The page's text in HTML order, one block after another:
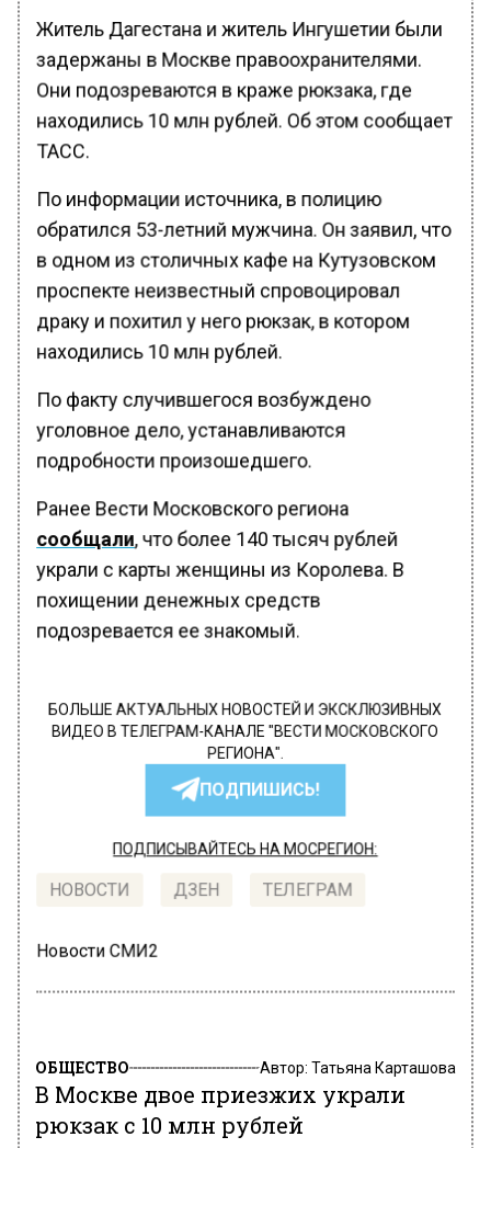
Житель Дагестана и житель Ингушетии были
задержаны в Москве правоохранителями.
Они подозреваются в краже рюкзака, где
находились 10 млн рублей. Об этом сообщает
ТАСС.
По информации источника, в полицию
обратился 53-летний мужчина. Он заявил, что
в одном из столичных кафе на Кутузовском
проспекте неизвестный спровоцировал
драку и похитил у него рюкзак, в котором
находились 10 млн рублей.
По факту случившегося возбуждено
уголовное дело, устанавливаются
подробности произошедшего.
Ранее Вести Московского региона
сообщали, что более 140 тысяч рублей
украли с карты женщины из Королева. В
похищении денежных средств
подозревается ее знакомый.
БОЛЬШЕ АКТУАЛЬНЫХ НОВОСТЕЙ И ЭКСКЛЮЗИВНЫХ
ВИДЕО В ТЕЛЕГРАМ-КАНАЛЕ "ВЕСТИ МОСКОВСКОГО
РЕГИОНА".
ПОДПИШИСЬ!
ПОДПИСЫВАЙТЕСЬ НА МОСРЕГИОН:
НОВОСТИ ДЗЕН ТЕЛЕГРАМ
Новости СМИ2
ОБЩЕСТВО Автор: Татьяна Карташова
В Москве двое приезжих украли
рюкзак с 10 млн рублей